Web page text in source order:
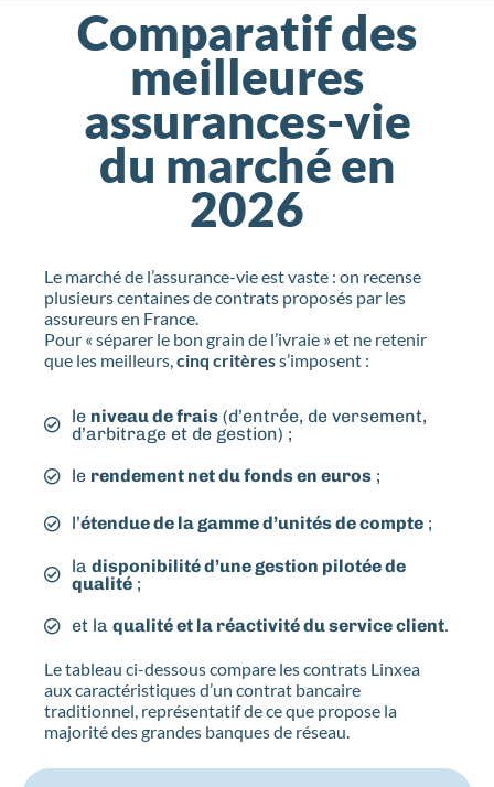
Comparatif des
meilleures
assurances-vie
du marché en
2026
Le marché de l’assurance-vie est vaste : on recense
plusieurs centaines de contrats proposés par les
assureurs en France.
Pour « séparer le bon grain de l’ivraie » et ne retenir
que les meilleurs,cinq critèress’imposent :
le niveau de frais (d’entrée, de versement,
d’arbitrage et de gestion) ;
le rendement net du fonds en euros ;
l’étendue de la gamme d’unités de compte ;
la disponibilité d’une gestion pilotée de
qualité ;
et la qualité et la réactivité du service client.
Le tableau ci-dessous compare les contrats Linxea
aux caractéristiques d’un contrat bancaire
traditionnel, représentatif de ce que propose la
majorité des grandes banques de réseau.